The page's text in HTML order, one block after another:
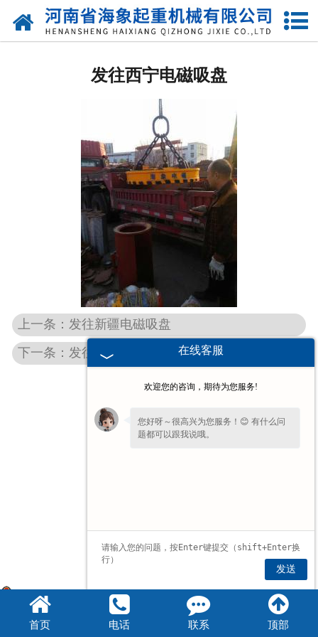
网站首页
新闻动态
资质荣誉
厂区一角
联系我们
发往西宁电磁吸盘
上一条：发往新疆电磁吸盘
下一条：发往无锡电磁吸盘
首页 电话 联系 顶部
豫公网安备 41072802000694号
在线客服
欢迎您的咨询，期待为您服务!
您好呀～很高兴为您服务！😊 有什么问
题都可以跟我说哦。
发送